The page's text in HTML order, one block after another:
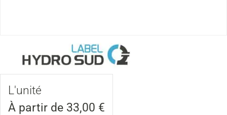
L'unité
À partir de 33,00 €